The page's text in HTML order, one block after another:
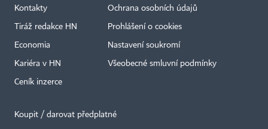
Kontakty
Tiráž redakce HN
Economia
Kariéra v HN
Ceník inzerce
Ochrana osobních údajů
Prohlášení o cookies
Nastavení soukromí
Všeobecné smluvní podmínky
Koupit / darovat předplatné